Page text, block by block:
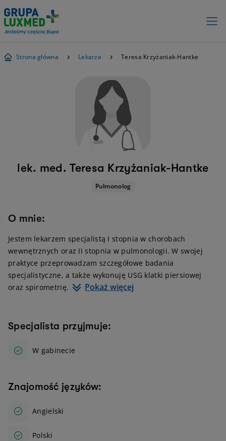
Strona główna Lekarze Teresa Krzyżaniak-Hantke
lek. med. Teresa Krzyżaniak-Hantke
Pulmonolog
O mnie:
Jestem lekarzem specjalistą I stopnia w chorobach
wewnętrznych oraz II stopnia w pulmonologii. W swojej
praktyce przeprowadzam szczegółowe badania
specjalistyczne, a także wykonuję USG klatki piersiowej
oraz spirometrię.
Pokaż więcej
Specjalista przyjmuje:
W gabinecie
Znajomość języków:
Angielski
Polski